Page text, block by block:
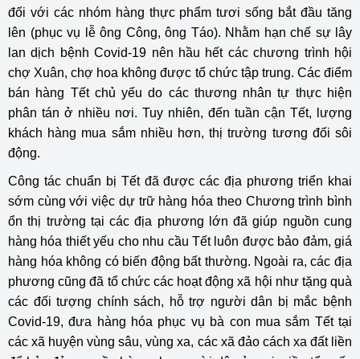
đối với các nhóm hàng thực phẩm tươi sống bắt đầu tăng
lên (phục vụ lễ ông Công, ông Táo). Nhằm hạn chế sự lây
lan dịch bệnh Covid-19 nên hầu hết các chương trình hội
chợ Xuân, chợ hoa không được tổ chức tập trung. Các điểm
bán hàng Tết chủ yếu do các thương nhân tự thực hiện
phân tán ở nhiều nơi. Tuy nhiên, đến tuần cận Tết, lượng
khách hàng mua sắm nhiều hơn, thị trường tương đối sôi
động.
Công tác chuẩn bị Tết đã được các địa phương triển khai
sớm cùng với việc dự trữ hàng hóa theo Chương trình bình
ổn thị trường tại các địa phương lớn đã giúp nguồn cung
hàng hóa thiết yếu cho nhu cầu Tết luôn được bảo đảm, giá
hàng hóa không có biến động bất thường. Ngoài ra, các địa
phương cũng đã tổ chức các hoạt động xã hội như tặng quà
các đối tượng chính sách, hỗ trợ người dân bị mắc bệnh
Covid-19, đưa hàng hóa phục vụ bà con mua sắm Tết tại
các xã huyện vùng sâu, vùng xa, các xã đảo cách xa đất liền